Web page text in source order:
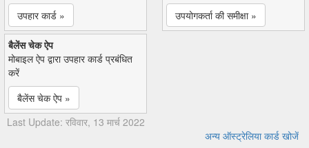
उपहार कार्ड » उपयोगकर्ता की समीक्षा »
बैलेंस चेक ऐप
मोबाइल ऐप द्वारा उपहार कार्ड प्रबंधित
करें
बैलेंस चेक ऐप »
Last Update: रविवार, 13 मार्च 2022
अन्य ऑस्ट्रेलिया कार्ड खोजें